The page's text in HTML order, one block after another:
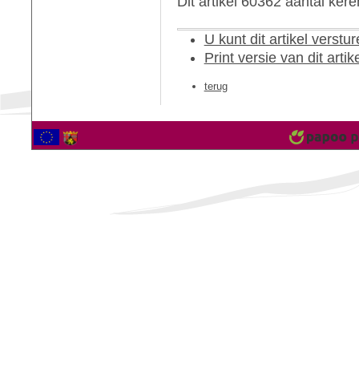
U kunt dit artikel
Print versie van dit
terug